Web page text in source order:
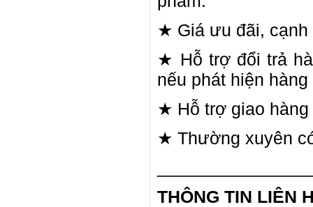
★ Giá ưu đãi, cạnh
★ Hỗ trợ đổi trả
nếu phát hiện
★ Hỗ trợ giao
★ Thường xuyên
THÔNG TIN LIÊN